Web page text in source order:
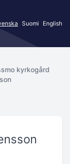
Suomi English
kyrkogård